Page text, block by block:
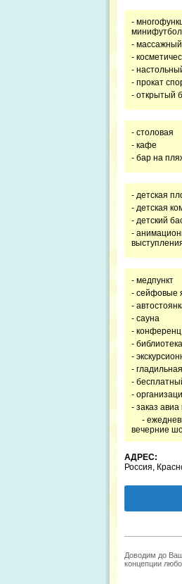
-
-
-
-
- прокат
- открытый
- столовая
- кафе
- бар на
- детская
- детская
- детский
-
- медпункт
- сейфовые
-
- сауна
-
- библиотека
-
-
-
-
- заказ
-
вечерние
АДРЕС:
Россия,
Доводим до
концепции